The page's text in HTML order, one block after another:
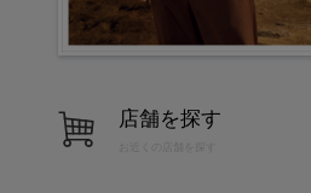
店舗を探す
お近くの店舗を探す